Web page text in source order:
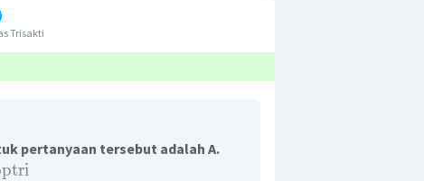
Trisakti
pertanyaan tersebut adalah A.